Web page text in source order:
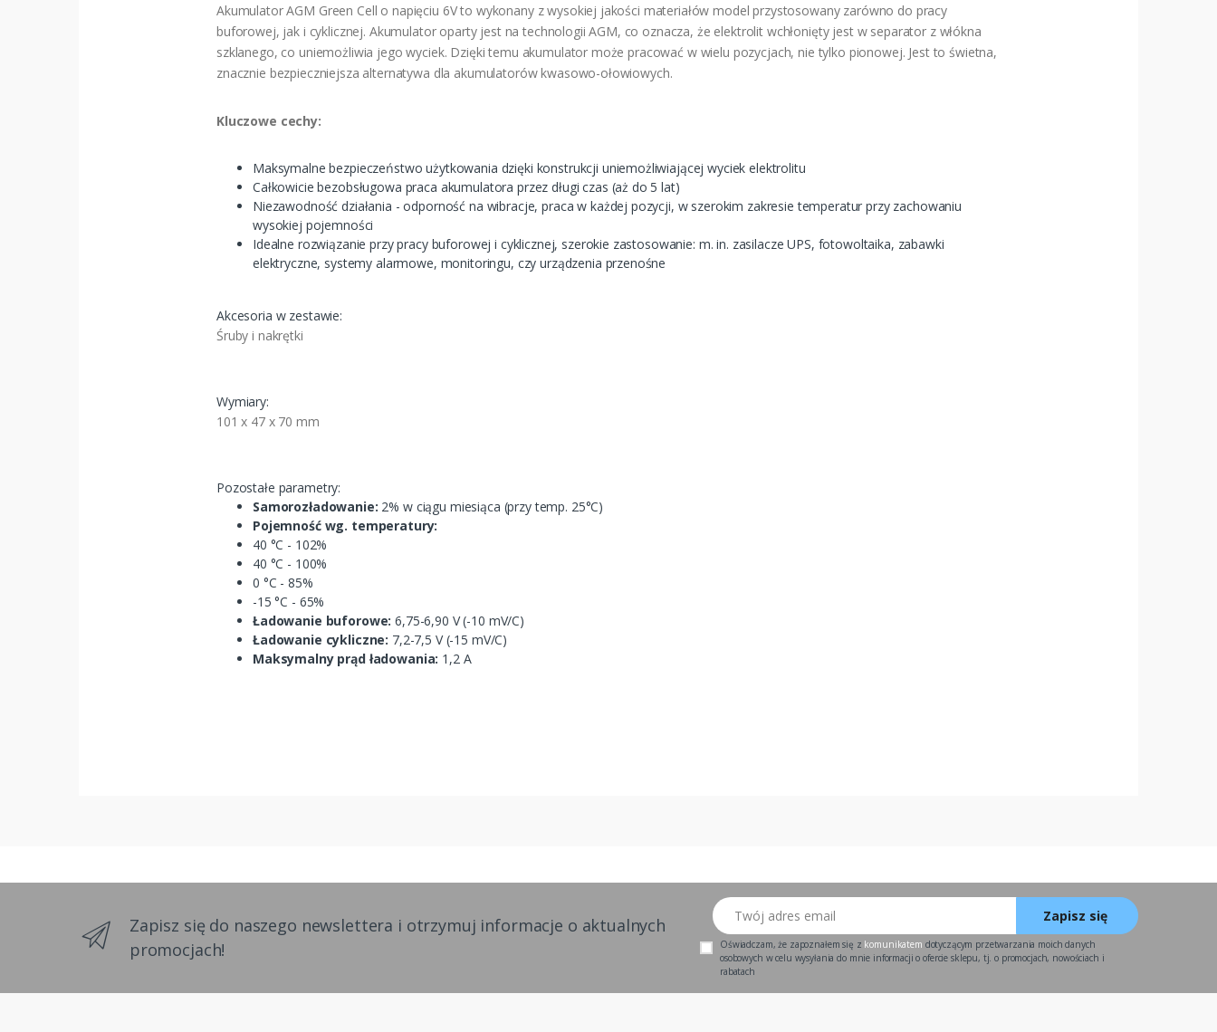
Akumulator AGM Green Cell o napięciu 6V to wykonany z wysokiej jakości materiałów model przystosowany zarówno do pracy
buforowej, jak i cyklicznej. Akumulator oparty jest na technologii AGM, co oznacza, że elektrolit wchłonięty jest w separator z włókna
szklanego, co uniemożliwia jego wyciek. Dzięki temu akumulator może pracować w wielu pozycjach, nie tylko pionowej. Jest to świetna,
znacznie bezpieczniejsza alternatywa dla akumulatorów kwasowo-ołowiowych.
Kluczowe cechy:
Maksymalne bezpieczeństwo użytkowania dzięki konstrukcji uniemożliwiającej wyciek elektrolitu
Całkowicie bezobsługowa praca akumulatora przez długi czas (aż do 5 lat)
Niezawodność działania - odporność na wibracje, praca w każdej pozycji, w szerokim zakresie temperatur przy zachowaniu
wysokiej pojemności
Idealne rozwiązanie przy pracy buforowej i cyklicznej, szerokie zastosowanie: m. in. zasilacze UPS, fotowoltaika, zabawki
elektryczne, systemy alarmowe, monitoringu, czy urządzenia przenośne
Akcesoria w zestawie:
Śruby i nakrętki
Wymiary:
101 x 47 x 70 mm
Pozostałe parametry:
Samorozładowanie: 2% w ciągu miesiąca (przy temp. 25°C)
Pojemność wg. temperatury:
40 °C - 102%
40 °C - 100%
0 °C - 85%
-15 °C - 65%
Ładowanie buforowe: 6,75-6,90 V (-10 mV/C)
Ładowanie cykliczne: 7,2-7,5 V (-15 mV/C)
Maksymalny prąd ładowania: 1,2 A
Zapisz się do naszego newslettera i otrzymuj informacje o aktualnych
promocjach!
Twój adres email
Zapisz się
Oświadczam, że zapoznałem się z komunikatem dotyczącym przetwarzania moich danych
osobowych w celu wysyłania do mnie informacji o ofercie sklepu, tj. o promocjach, nowościach i
rabatach